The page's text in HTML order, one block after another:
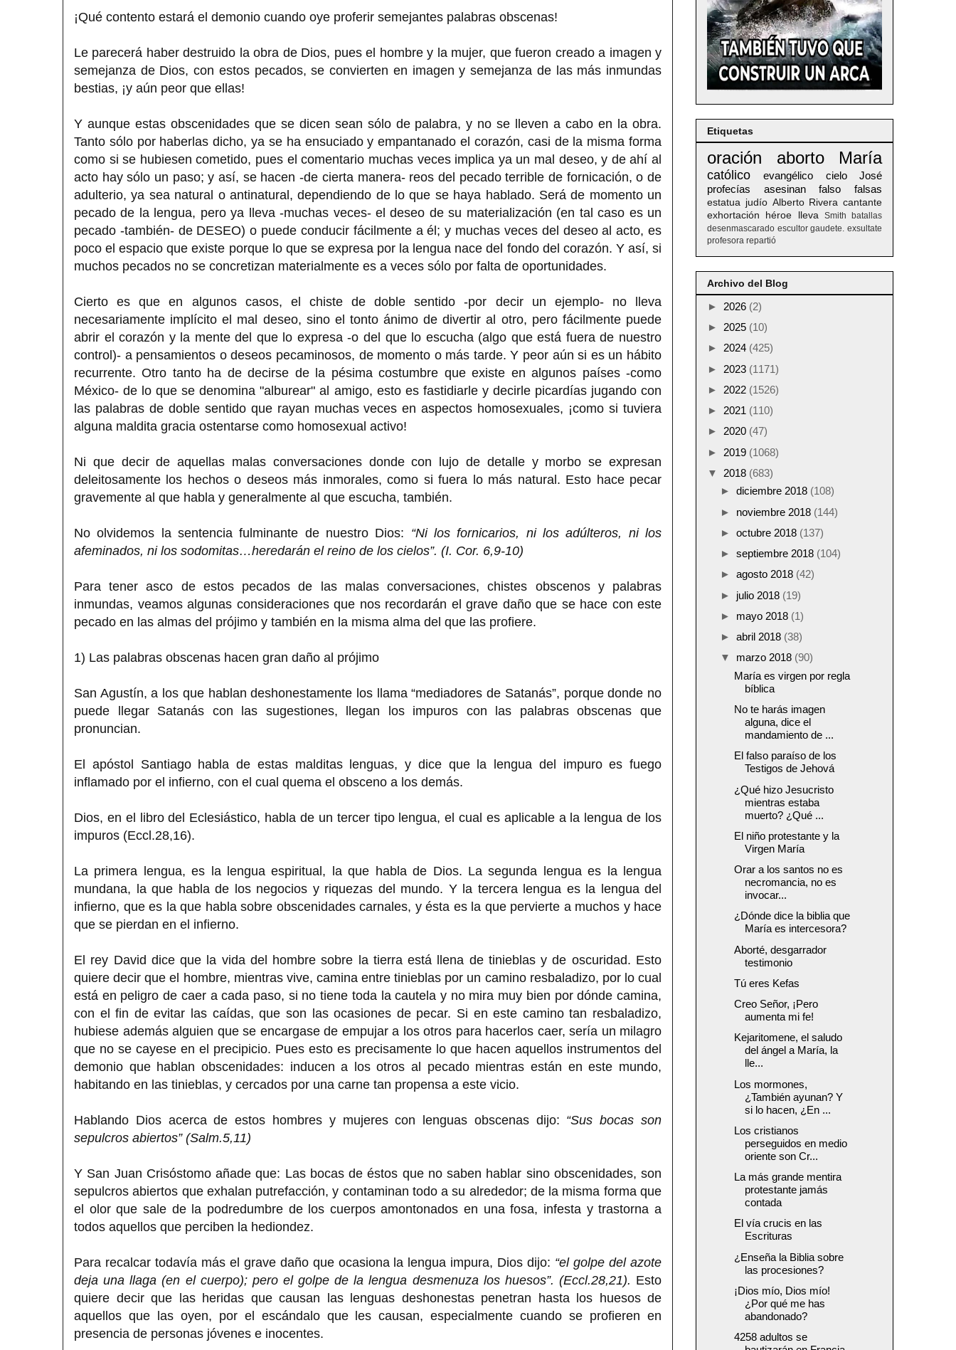
¡Qué contento estará el demonio cuando oye proferir semejantes palabras obscenas!
Le parecerá haber destruido la obra de Dios, pues el hombre y la mujer, que fueron creado a imagen y
semejanza de Dios, con estos pecados, se convierten en imagen y semejanza de las más inmundas
bestias, ¡y aún peor que ellas!
Y aunque estas obscenidades que se dicen sean sólo de palabra, y no se lleven a cabo en la obra.
Tanto sólo por haberlas dicho, ya se ha ensuciado y empantanado el corazón, casi de la misma forma
como si se hubiesen cometido, pues el comentario muchas veces implica ya un mal deseo, y de ahí al
acto hay sólo un paso; y así, se hacen -de cierta manera- reos del pecado terrible de fornicación, o de
adulterio, ya sea natural o antinatural, dependiendo de lo que se haya hablado. Será de momento un
pecado de la lengua, pero ya lleva -muchas veces- el deseo de su materialización (en tal caso es un
pecado -también- de DESEO) o puede conducir fácilmente a él; y muchas veces del deseo al acto, es
poco el espacio que existe porque lo que se expresa por la lengua nace del fondo del corazón. Y así, si
muchos pecados no se concretizan materialmente es a veces sólo por falta de oportunidades.
Cierto es que en algunos casos, el chiste de doble sentido -por decir un ejemplo- no lleva
necesariamente implícito el mal deseo, sino el tonto ánimo de divertir al otro, pero fácilmente puede
abrir el corazón y la mente del que lo expresa -o del que lo escucha (algo que está fuera de nuestro
control)- a pensamientos o deseos pecaminosos, de momento o más tarde. Y peor aún si es un hábito
recurrente. Otro tanto ha de decirse de la pésima costumbre que existe en algunos países -como
México- de lo que se denomina "alburear" al amigo, esto es fastidiarle y decirle picardías jugando con
las palabras de doble sentido que rayan muchas veces en aspectos homosexuales, ¡como si tuviera
alguna maldita gracia ostentarse como homosexual activo!
Ni que decir de aquellas malas conversaciones donde con lujo de detalle y morbo se expresan
deleitosamente los hechos o deseos más inmorales, como si fuera lo más natural. Esto hace pecar
gravemente al que habla y generalmente al que escucha, también.
No olvidemos la sentencia fulminante de nuestro Dios: “Ni los fornicarios, ni los adúlteros, ni los
afeminados, ni los sodomitas…heredarán el reino de los cielos”. (I. Cor. 6,9-10)
Para tener asco de estos pecados de las malas conversaciones, chistes obscenos y palabras
inmundas, veamos algunas consideraciones que nos recordarán el grave daño que se hace con este
pecado en las almas del prójimo y también en la misma alma del que las profiere.
1) Las palabras obscenas hacen gran daño al prójimo
San Agustín, a los que hablan deshonestamente los llama “mediadores de Satanás”, porque donde no
puede llegar Satanás con las sugestiones, llegan los impuros con las palabras obscenas que
pronuncian.
El apóstol Santiago habla de estas malditas lenguas, y dice que la lengua del impuro es fuego
inflamado por el infierno, con el cual quema el obsceno a los demás.
Dios, en el libro del Eclesiástico, habla de un tercer tipo lengua, el cual es aplicable a la lengua de los
impuros (Eccl.28,16).
La primera lengua, es la lengua espiritual, la que habla de Dios. La segunda lengua es la lengua
mundana, la que habla de los negocios y riquezas del mundo. Y la tercera lengua es la lengua del
infierno, que es la que habla sobre obscenidades carnales, y ésta es la que pervierte a muchos y hace
que se pierdan en el infierno.
El rey David dice que la vida del hombre sobre la tierra está llena de tinieblas y de oscuridad. Esto
quiere decir que el hombre, mientras vive, camina entre tinieblas por un camino resbaladizo, por lo cual
está en peligro de caer a cada paso, si no tiene toda la cautela y no mira muy bien por dónde camina,
con el fin de evitar las caídas, que son las ocasiones de pecar. Si en este camino tan resbaladizo,
hubiese además alguien que se encargase de empujar a los otros para hacerlos caer, sería un milagro
que no se cayese en el precipicio. Pues esto es precisamente lo que hacen aquellos instrumentos del
demonio que hablan obscenidades: inducen a los otros al pecado mientras están en este mundo,
habitando en las tinieblas, y cercados por una carne tan propensa a este vicio.
Hablando Dios acerca de estos hombres y mujeres con lenguas obscenas dijo: “Sus bocas son
sepulcros abiertos” (Salm.5,11)
Y San Juan Crisóstomo añade que: Las bocas de éstos que no saben hablar sino obscenidades, son
sepulcros abiertos que exhalan putrefacción, y contaminan todo a su alrededor; de la misma forma que
el olor que sale de la podredumbre de los cuerpos amontonados en una fosa, infesta y trastorna a
todos aquellos que perciben la hediondez.
Para recalcar todavía más el grave daño que ocasiona la lengua impura, Dios dijo: “el golpe del azote
deja una llaga (en el cuerpo); pero el golpe de la lengua desmenuza los huesos”. (Eccl.28,21). Esto
quiere decir que las heridas que causan las lenguas deshonestas penetran hasta los huesos de
aquellos que las oyen, por el escándalo que les causan, especialmente cuando se profieren en
presencia de personas jóvenes e inocentes.
Etiquetas
oración aborto María
católico evangélico cielo
José
profecías
asesinan falso falsas
estatua judío Alberto Rivera cantante
exhortación
héroe lleva Smith
batallas
desenmascarado escultor gaudete. exsultate
profesora repartió
Archivo del Blog
► 2026 (2)
► 2025 (10)
► 2024 (425)
► 2023 (1171)
► 2022 (1526)
► 2021 (110)
► 2020 (47)
► 2019 (1068)
▼ 2018 (683)
► diciembre 2018 (108)
► noviembre 2018 (144)
► octubre 2018 (137)
► septiembre 2018 (104)
► agosto 2018 (42)
► julio 2018 (19)
► mayo 2018 (1)
► abril 2018 (38)
▼ marzo 2018 (90)
María es virgen por regla
bíblica
No te harás imagen
alguna, dice el
mandamiento de ...
El falso paraíso de los
Testigos de Jehová
¿Qué hizo Jesucristo
mientras estaba
muerto? ¿Qué ...
El niño protestante y la
Virgen María
Orar a los santos no es
necromancia, no es
invocar...
¿Dónde dice la biblia que
María es intercesora?
Aborté, desgarrador
testimonio
Tú eres Kefas
Creo Señor, ¡Pero
aumenta mi fe!
Kejaritomene, el saludo
del ángel a María, la
lle...
Los mormones,
¿También ayunan? Y
si lo hacen, ¿En ...
Los cristianos
perseguidos en medio
oriente son Cr...
La más grande mentira
protestante jamás
contada
El vía crucis en las
Escrituras
¿Enseña la Biblia sobre
las procesiones?
¡Dios mío, Dios mío!
¿Por qué me has
abandonado?
4258 adultos se